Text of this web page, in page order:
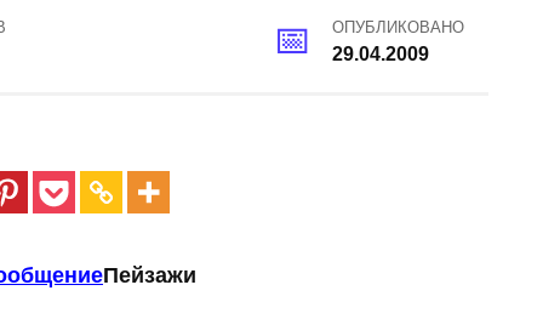
ОПУБЛИКОВАНО
29.04.2009
Пейзажи